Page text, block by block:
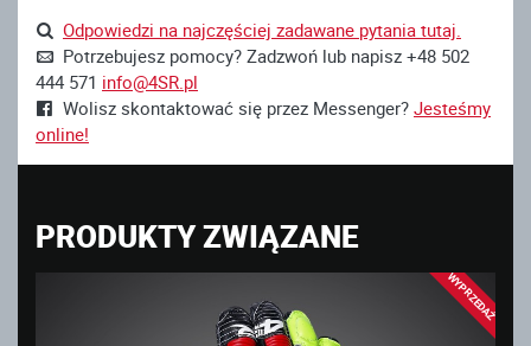
Odpowiedzi na najczęściej zadawane pytania tutaj.
Potrzebujesz pomocy? Zadzwoń lub napisz +48 502
444 571 info@4SR.pl
Wolisz skontaktować się przez Messenger? Jesteśmy
online!
PRODUKTY ZWIĄZANE
WYPRZEDAŻ